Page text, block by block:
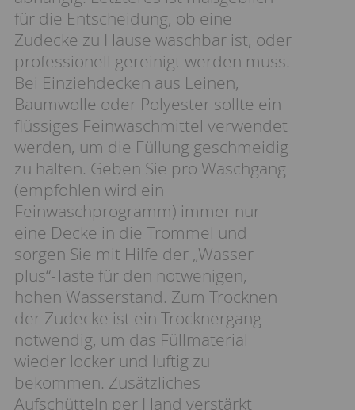
für die Entscheidung, ob eine
Zudecke zu Hause waschbar ist, oder
professionell gereinigt werden muss.
Bei Einziehdecken aus Leinen,
Baumwolle oder Polyester sollte ein
flüssiges Feinwaschmittel verwendet
werden, um die Füllung geschmeidig
zu halten. Geben Sie pro Waschgang
(empfohlen wird ein
Feinwaschprogramm) immer nur
eine Decke in die Trommel und
sorgen Sie mit Hilfe der „Wasser
plus“-Taste für den notwenigen,
hohen Wasserstand. Zum Trocknen
der Zudecke ist ein Trocknergang
notwendig, um das Füllmaterial
wieder locker und luftig zu
bekommen. Zusätzliches
Aufschütteln per Hand verstärkt